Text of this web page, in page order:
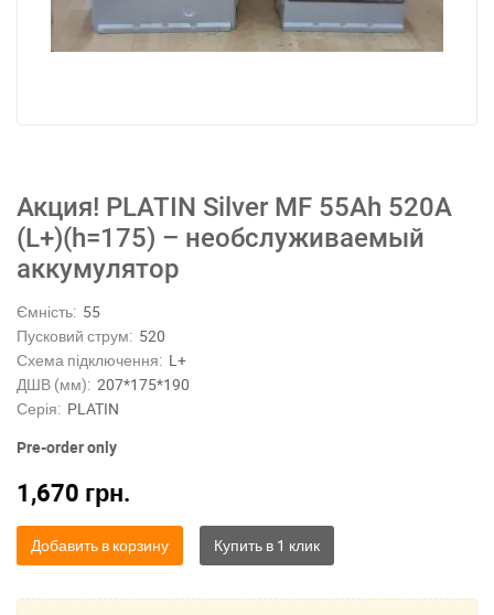
Акция! PLATIN Silver MF 55Ah 520A
(L+)(h=175) – необслуживаемый
аккумулятор
Ємність: 55
Пусковий струм: 520
Схема підключення: L+
ДШВ (мм): 207*175*190
Серія: PLATIN
Pre-order only
1,670 грн.
Добавить в корзину